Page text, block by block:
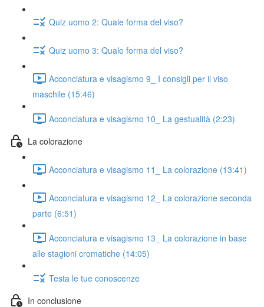
Quiz uomo 2: Quale forma del viso?
Quiz uomo 3: Quale forma del viso?
Acconciatura e visagismo 9_ I consigli per il viso
maschile (15:46)
Acconciatura e visagismo 10_ La gestualità (2:23)
La colorazione
Acconciatura e visagismo 11_ La colorazione (13:41)
Acconciatura e visagismo 12_ La colorazione seconda
parte (6:51)
Acconciatura e visagismo 13_ La colorazione in base
alle stagioni cromatiche (14:05)
Testa le tue conoscenze
In conclusione